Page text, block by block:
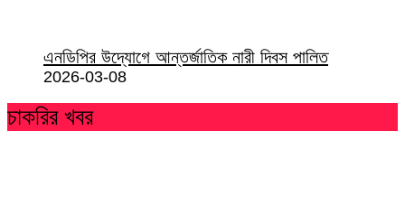
এনডিপির উদ্যোগে আন্তর্জাতিক নারী দিবস পালিত
2026-03-08
চাকরির খবর